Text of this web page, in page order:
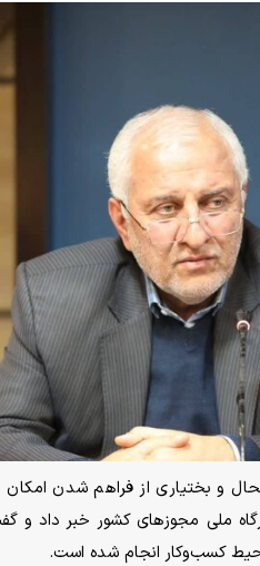
و بختیاری از فراهم شدن
ملی مجوزهای کشور خبر داد و
کسب‌وکار انجام شده است.